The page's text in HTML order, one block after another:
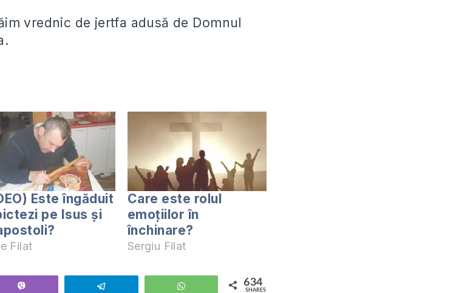
vrednic de jertfa adusă de Domnul
Este îngăduit
pe Isus și
Filat
Care este rolul
emoțiilor în
închinare?
Sergiu Filat
WhatsApp 634
SHARES